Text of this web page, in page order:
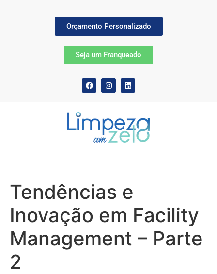
Orçamento Personalizado
Seja um Franqueado
Tendências e
Inovação em Facility
Management – Parte
2